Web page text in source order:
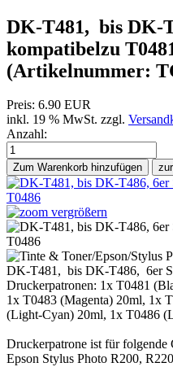
DK-T481, bis DK-
kompatibelzu
(Artikelnummer:
Preis: 6.90 EUR
inkl. 19 % MwSt. zzgl.
Anzahl:
Zum Warenkorb hinzufügen
vergrößern
DK-T481, bis DK-T486, 6er
Druckerpatronen: 1x T0481
1x T0483 (Magenta) 20ml, 1x
(Light-Cyan) 20ml, 1x T0486
Druckerpatrone ist für folgende
Epson Stylus Photo R200,